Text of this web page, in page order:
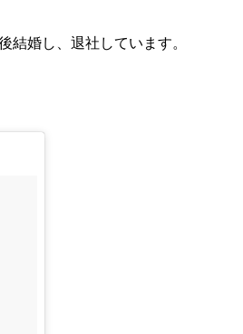
結婚し、退社しています。